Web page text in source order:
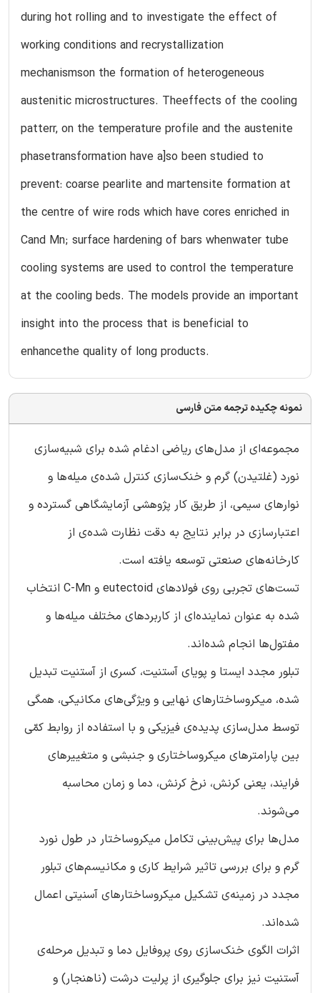
during hot rolling and to investigate the effect of
working conditions and recrystallization
mechanismson the formation of heterogeneous
austenitic microstructures. Theeffects of the cooling
patterr, on the temperature profile and the austenite
phasetransformation have a]so been studied to
prevent: coarse pearlite and martensite formation at
the centre of wire rods which have cores enriched in
Cand Mn; surface hardening of bars whenwater tube
cooling systems are used to control the temperature
at the cooling beds. The models provide an important
insight into the process that is beneficial to
enhancethe quality of long products.
نمونه چکیده ترجمه متن فارسی
مجموعه‌ای از مدل‌های ریاضی ادغام شده برای شبیه‌سازی
نورد (غلتیدن) گرم و خنک‌سازی کنترل شده‌ی میله‌ها و
نوارهای سیمی، از طریق کار پژوهشی آزمایشگاهی گسترده و
اعتبارسازی در برابر نتایج به دقت نظارت شده‌ی از
کارخانه‌های صنعتی توسعه یافته است.
تست‌های تجربی روی فولادهای eutectoid و C-Mn انتخاب
شده به عنوان نماینده‌ای از کاربردهای مختلف میله‌ها و
مفتول‌ها انجام شده‌اند.
تبلور مجدد ایستا و پویای آستنیت، کسری از آستنیت تبدیل
شده، میکروساختارهای نهایی و ویژگی‌های مکانیکی، همگی
توسط مدل‌سازی پدیده‌ی فیزیکی و با استفاده از روابط کمّی
بین پارامترهای میکروساختاری و جنبشی و متغییرهای
فرایند، یعنی کرنش، نرخ کرنش، دما و زمان محاسبه
می‌شوند.
مدل‌ها برای پیش‌بینی تکامل میکروساختار در طول نورد
گرم و برای بررسی تاثیر شرایط کاری و مکانیسم‌های تبلور
مجدد در زمینه‌ی تشکیل میکروساختارهای آسنیتی اعمال
شده‌اند.
اثرات الگوی خنک‌سازی روی پروفایل دما و تبدیل مرحله‌ی
آستنیت نیز برای جلوگیری از پرلیت درشت (ناهنجار) و